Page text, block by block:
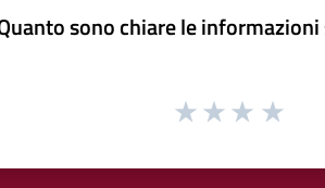
sono chiare le